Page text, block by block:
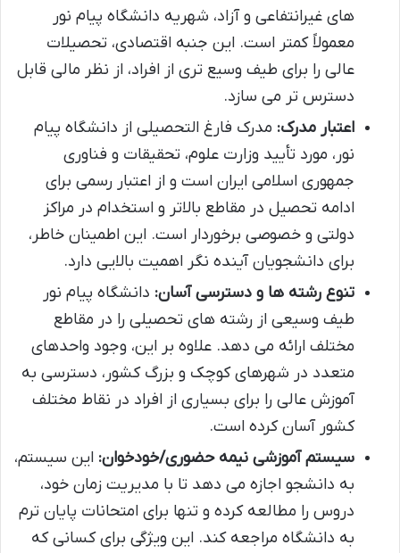
های غیرانتفاعی و آزاد، شهریه دانشگاه پیام نور
معمولاً کمتر است. این جنبه اقتصادی، تحصیلات
عالی را برای طیف وسیع تری از افراد، از نظر مالی قابل
دسترس تر می سازد.
اعتبار مدرک: مدرک فارغ التحصیلی از دانشگاه پیام
نور، مورد تأیید وزارت علوم، تحقیقات و فناوری
جمهوری اسلامی ایران است و از اعتبار رسمی برای
ادامه تحصیل در مقاطع بالاتر و استخدام در مراکز
دولتی و خصوصی برخوردار است. این اطمینان خاطر،
برای دانشجویان آینده نگر اهمیت بالایی دارد.
تنوع رشته ها و دسترسی آسان: دانشگاه پیام نور
طیف وسیعی از رشته های تحصیلی را در مقاطع
مختلف ارائه می دهد. علاوه بر این، وجود واحدهای
متعدد در شهرهای کوچک و بزرگ کشور، دسترسی به
آموزش عالی را برای بسیاری از افراد در نقاط مختلف
کشور آسان کرده است.
سیستم آموزشی نیمه حضوری/خودخوان: این سیستم،
به دانشجو اجازه می دهد تا با مدیریت زمان خود،
دروس را مطالعه کرده و تنها برای امتحانات پایان ترم
به دانشگاه مراجعه کند. این ویژگی برای کسانی که